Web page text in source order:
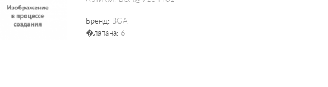
Бренд: BGA
�лапана: 6